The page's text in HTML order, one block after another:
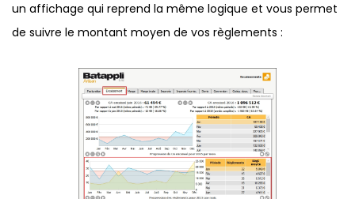
un affichage qui reprend la même logique et vous permet
de suivre le montant moyen de vos règlements :